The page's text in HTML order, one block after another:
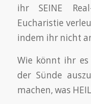
ihr SEINE
Eucharistie
indem ihr nicht
Wie könnt ihr es
der Sünde
machen, was